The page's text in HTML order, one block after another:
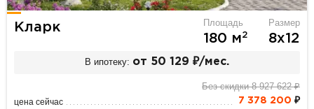
Кларк Площадь
180 м2
Размер
8х12
В ипотеку: от 50 129 ₽/мес.
Без скидки 8 927 622 ₽
цена сейчас 7 378 200 ₽